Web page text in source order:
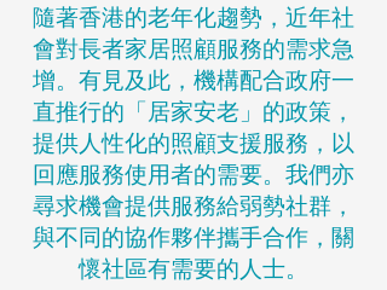
隨著香港的老年化趨勢，近年社
會對長者家居照顧服務的需求急
增。有見及此，機構配合政府一
直推行的「居家安老」的政策，
提供人性化的照顧支援服務，以
回應服務使用者的需要。我們亦
尋求機會提供服務給弱勢社群，
與不同的協作夥伴攜手合作，關
懷社區有需要的人士。